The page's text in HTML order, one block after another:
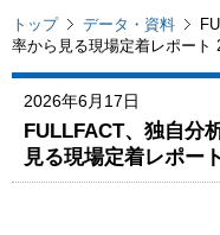
トップ データ・資料
率から見る現場定着レポート
2026年6月17日
FULLFACT、独自分
見る現場定着レポー